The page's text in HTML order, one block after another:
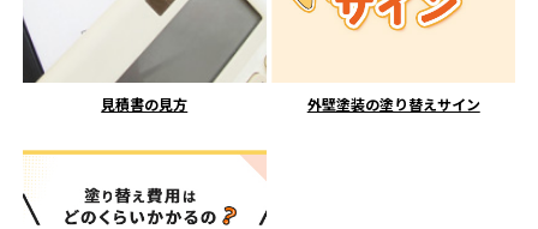
見積書の見方 外壁塗装の塗り替えサイン